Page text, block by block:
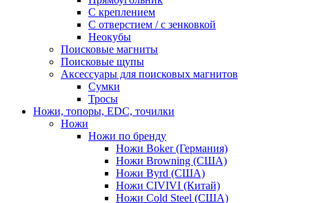
С креплением
С отверстием / с зенковкой
Неокубы
Поисковые магниты
Поисковые щупы
Аксессуары для поисковых магнитов
Сумки
Тросы
Ножи, топоры, EDC, точилки
Ножи
Ножи по бренду
Ножи Boker (Германия)
Ножи Browning (США)
Ножи Byrd (США)
Ножи CIVIVI (Китай)
Ножи Cold Steel (США)